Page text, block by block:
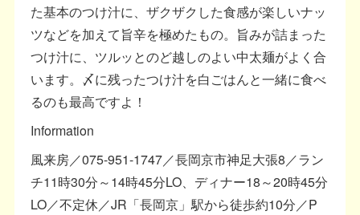
た基本のつけ汁に、ザクザクした食感が楽しいナッ
ツなどを加えて旨辛を極めたもの。旨みが詰まった
つけ汁に、ツルッとのど越しのよい中太麺がよく合
います。〆に残ったつけ汁を白ごはんと一緒に食べ
るのも最高ですよ！
Information
風来房／075-951-1747／長岡京市神足大張8／ラン
チ11時30分～14時45分LO、ディナー18～20時45分
LO／不定休／JR「長岡京」駅から徒歩約10分／P